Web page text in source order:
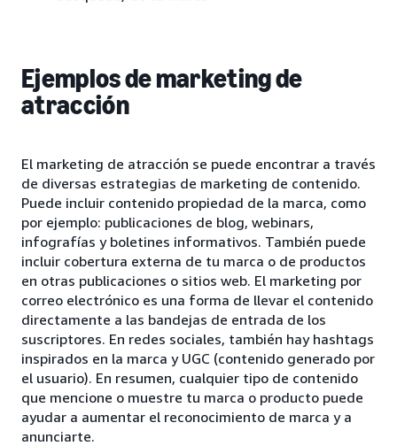
Ejemplos de marketing de
atracción
El marketing de atracción se puede encontrar a través
de diversas estrategias de marketing de contenido.
Puede incluir contenido propiedad de la marca, como
por ejemplo: publicaciones de blog, webinars,
infografías y boletines informativos. También puede
incluir cobertura externa de tu marca o de productos
en otras publicaciones o sitios web. El marketing por
correo electrónico es una forma de llevar el contenido
directamente a las bandejas de entrada de los
suscriptores. En redes sociales, también hay hashtags
inspirados en la marca y UGC (contenido generado por
el usuario). En resumen, cualquier tipo de contenido
que mencione o muestre tu marca o producto puede
ayudar a aumentar el reconocimiento de marca y a
anunciarte.